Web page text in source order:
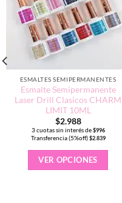
ESMALTES SEMIPERMANENTES
Esmalte Semipermanente
Laser Drill Clasicos CHARM
LIMIT 10ML
$2.988
3 cuotas sin interés de $996
Transferencia (5%off) $2.839
VER OPCIONES
tiene